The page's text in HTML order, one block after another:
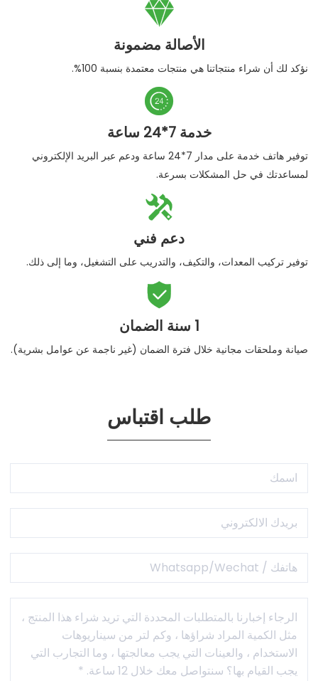

الأصالة مضمونة
نؤكد لك أن شراء منتجاتنا هي منتجات معتمدة بنسبة 100%.

خدمة 7*24 ساعة
توفير هاتف خدمة على مدار 7*24 ساعة ودعم عبر البريد الإلكتروني
لمساعدتك في حل المشكلات بسرعة.

دعم فني
توفير تركيب المعدات، والتكيف، والتدريب على التشغيل، وما إلى ذلك.

1 سنة الضمان
صيانة وملحقات مجانية خلال فترة الضمان (غير ناجمة عن عوامل بشرية).
طلب اقتباس